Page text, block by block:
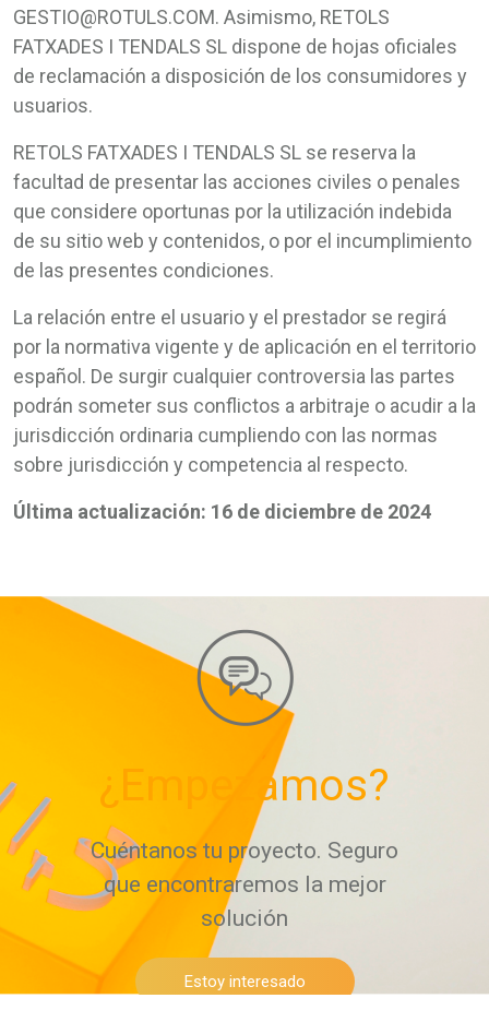
GESTIO@ROTULS.COM. Asimismo, RETOLS
FATXADES I TENDALS SL dispone de hojas oficiales
de reclamación a disposición de los consumidores y
usuarios.
RETOLS FATXADES I TENDALS SL se reserva la
facultad de presentar las acciones civiles o penales
que considere oportunas por la utilización indebida
de su sitio web y contenidos, o por el incumplimiento
de las presentes condiciones.
La relación entre el usuario y el prestador se regirá
por la normativa vigente y de aplicación en el territorio
español. De surgir cualquier controversia las partes
podrán someter sus conflictos a arbitraje o acudir a la
jurisdicción ordinaria cumpliendo con las normas
sobre jurisdicción y competencia al respecto.
Última actualización: 16 de diciembre de 2024
¿Empezamos?
Cuéntanos tu proyecto. Seguro
que encontraremos la mejor
solución
Estoy interesado